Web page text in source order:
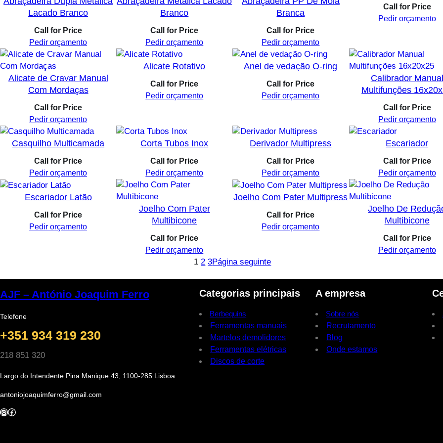
Lacado Branco
Call for Price
Pedir orçamento
Branco
Call for Price
Pedir orçamento
Branca
Call for Price
Pedir orçamento
Call for Price
Pedir orçamento
Alicate de Cravar Manual
Com Mordaças
Call for Price
Pedir orçamento
Alicate Rotativo
Call for Price
Pedir orçamento
Anel de vedação O-ring
Call for Price
Pedir orçamento
Calibrador Manual
Multifunções
Call for Price
Pedir orçamento
Casquilho Multicamada
Call for Price
Pedir orçamento
Corta Tubos Inox
Call for Price
Pedir orçamento
Derivador Multipress
Call for Price
Pedir orçamento
Escariador
Call for Price
Pedir orçamento
Escariador Latão
Call for Price
Pedir orçamento
Joelho Com Pater
Multibicone
Call for Price
Pedir orçamento
Joelho Com Pater Multipress
Call for Price
Pedir orçamento
Joelho De
Multibicone
Call for Price
Pedir orçamento
1 2 3Página seguinte
AJF – António Joaquim Ferro
Telefone
+351 934 319 230
218 851 320
Largo do Intendente Pina Manique 43, 1100-285 Lisboa
antoniojoaquimferro@gmail.com
InstagramFacebook
Categorias principais
Berbequins
Ferramentas manuais
Martelos demolidores
Ferramentas elétricas
Discos de corte
A empresa
Sobre nós
Recrutamento
Blog
Onde estamos